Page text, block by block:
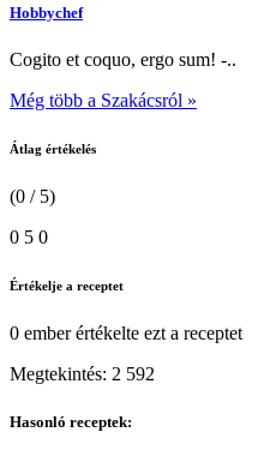
Hobbychef
Cogito et coquo, ergo sum! -..
Még több a Szakácsról »
Átlag értékelés
(0 / 5)
0 5 0
Értékelje a receptet
0 emberértékelte ezt a receptet
Megtekintés: 2 592
Hasonló receptek: